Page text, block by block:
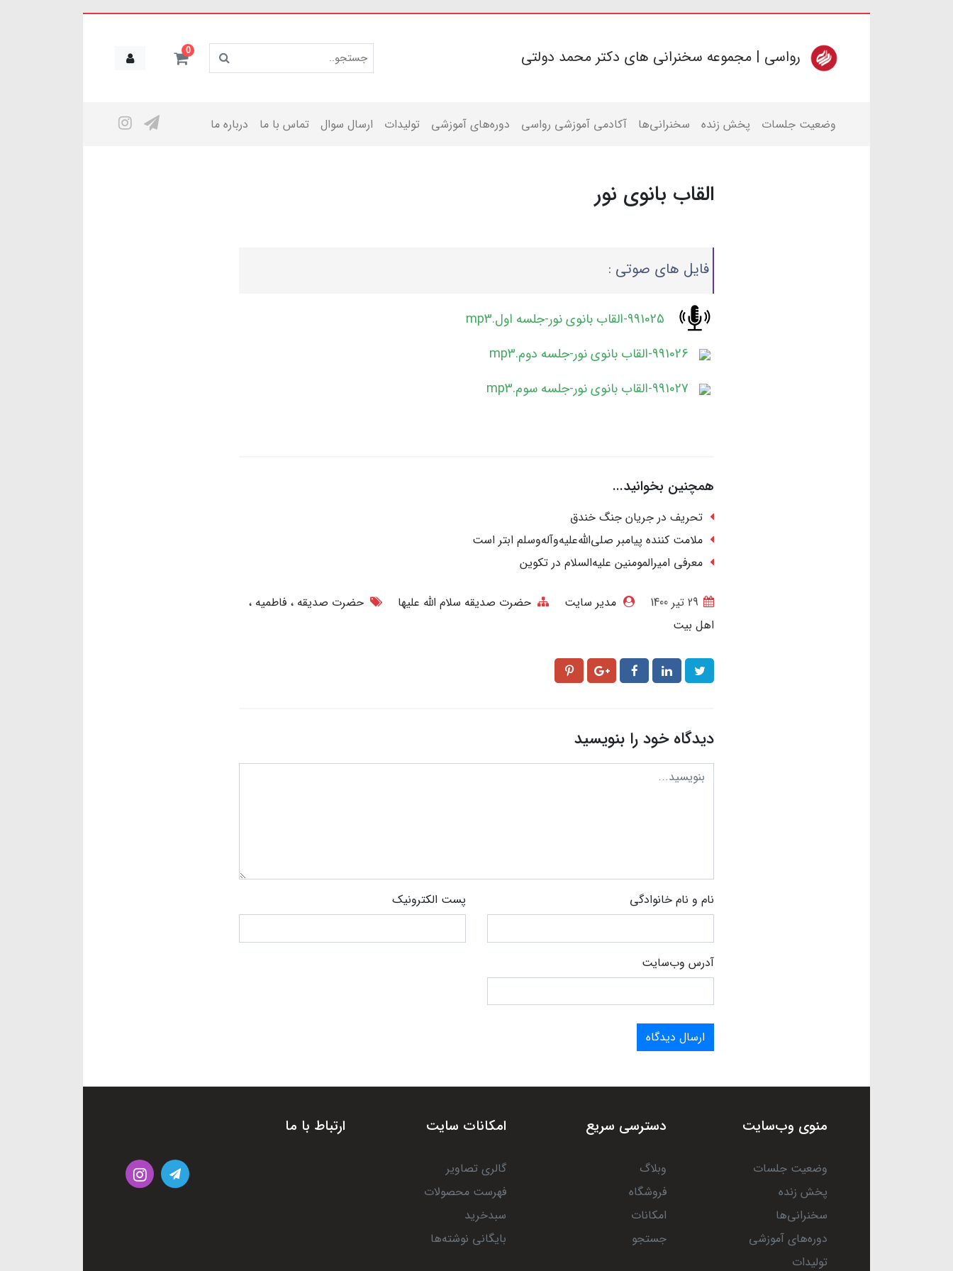
رواسی | مجموعه سخنرانی های دکتر محمد دولتی 0
وضعیت جلسات پخش زنده سخنرانی‌ها آکادمی آموزشی رواسی دوره‌های آموزشی تولیدات ارسال سوال تماس با ما درباره ما
القاب بانوی نور
فایل های صوتی :
991025-القاب بانوی نور-جلسه اول.mp3
991026-القاب بانوی نور-جلسه دوم.mp3
991027-القاب بانوی نور-جلسه سوم.mp3
همچنین بخوانید...
تحریف در جریان جنگ خندق
ملامت کننده پیامبر صلی‌الله‌علیه‌وآله‌وسلم ابتر است
معرفی امیرالمومنین علیه‌السلام در تکوین
مدیر سایت حضرت صدیقه سلام الله علیها حضرت صدیقه
فاطمیه
اهل بیت
دیدگاه خود را بنویسید
نام و نام خانوادگی پست الکترونیک
آدرس وب‌سایت
ارسال دیدگاه
منوی وب‌سایت
وضعیت جلسات
پخش زنده
سخنرانی‌ها
دوره‌های آموزشی
تولیدات
دسترسی سریع
وبلاگ
فروشگاه
امکانات
جستجو
امکانات سایت
گالری تصاویر
فهرست محصولات
سبدخرید
بایگانی نوشته‌ها
ارتباط با ما